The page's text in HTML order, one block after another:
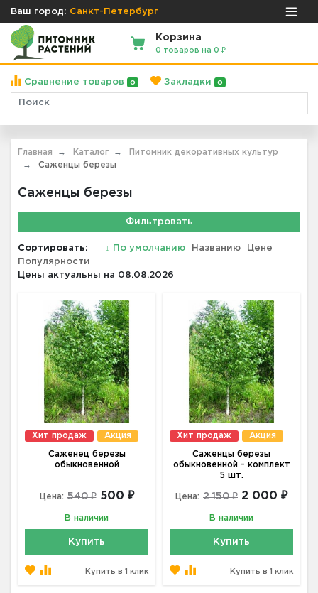
Ваш город: Санкт-Петербург
Корзина
0 товаров на 0 ₽
Сравнение товаров 0 Закладки 0
Главная Каталог
Питомник декоративных культур
Саженцы березы
Саженцы березы
Фильтровать
Сортировать: ↓ По умолчанию Названию
Цене
Популярности
Цены актуальны на 08.08.2026
Хит продаж Акция
Саженец березы
обыкновенной
Цена: 540 ₽ 500 ₽
В наличии
Купить
Купить в 1 клик
Хит продаж Акция
Саженцы березы
обыкновенной - комплект
5 шт.
Цена: 2 150 ₽ 2 000 ₽
В наличии
Купить
Купить в 1 клик